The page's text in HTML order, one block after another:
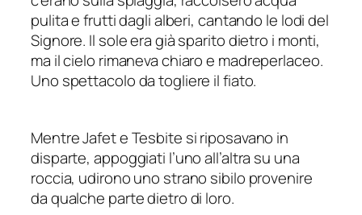
pulita e frutti dagli alberi, cantando le lodi del
Signore. Il sole era già sparito dietro i monti,
ma il cielo rimaneva chiaro e madreperlaceo.
Uno spettacolo da togliere il fiato.
Mentre Jafet e Tesbite si riposavano in
disparte, appoggiati l’uno all’altra su una
roccia, udirono uno strano sibilo provenire
da qualche parte dietro di loro.